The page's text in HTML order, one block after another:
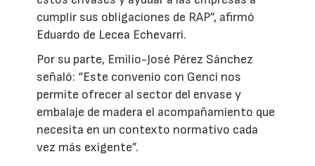
cumplir sus obligaciones de RAP”, afirmó
Eduardo de Lecea Echevarri.
Por su parte, Emilio-José Pérez Sánchez
señaló: “Este convenio con Genci nos
permite ofrecer al sector del envase y
embalaje de madera el acompañamiento que
necesita en un contexto normativo cada
vez más exigente”.